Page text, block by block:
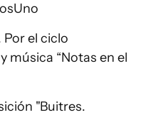
Por el ciclo
música “Notas en el
"Buitres.